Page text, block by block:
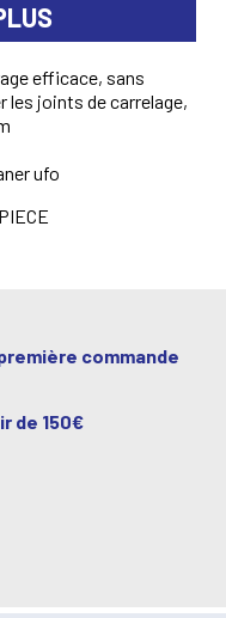
efficace, sans
les joints de carrelage,
ufo
commande
de 150€